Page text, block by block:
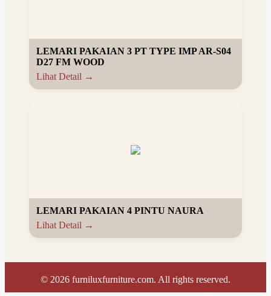
LEMARI PAKAIAN 3 PT TYPE IMP AR-S04
D27 FM WOOD
Lihat Detail →
LEMARI PAKAIAN 4 PINTU NAURA
Lihat Detail →
© 2026 furniluxfurniture.com. All rights reserved.